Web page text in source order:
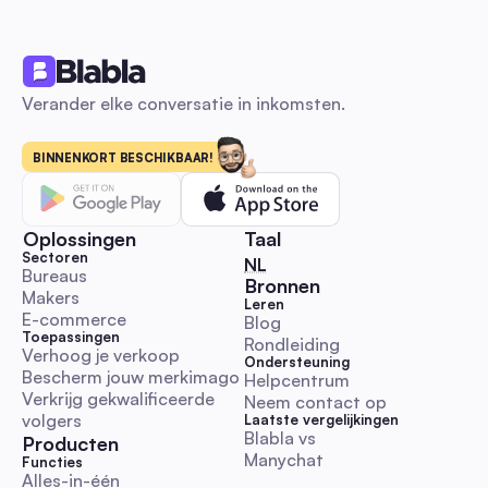
Influencer marketing: De 2026
te Lanceren, Schalen & ROI te Meten voor
MKB's
Een automatisering-gericht, Australië-gefocust
beginnershandboek met stapsgewijze DM en reactie
uitreikingsworkflows, kant-en-klare templates, KPI & budget
benchmarks, en richtlijnen voor naleving. Start, schaal en
influencer-campagnes sneller terwijl je authenticiteit
Reactie- en DM-automatisering
Wereldvriendelijksheidsdag 2025 Speelboek:
de betrokkenheid met automatisering voor
social media managers
Een praktische en uitvoeringsklare gids met Australische
tijdzonekalender, direct te plakken DM/reactiescripts,
escalatieregels en automatiseringsworkflows. Bespaar tijd
betrouwbare vriendelijkheidscampagnes uit met KPI-
juridische/ethische checklists.
Verander elke conversatie in inkomsten.
BINNENKORT BESCHIKBAAR!
Oplossingen
Sectoren
Bureaus
Makers
E-commerce
Toepassingen
Verhoog je verkoop
Bescherm jouw merkimago
Verkrijg gekwalificeerde
volgers
Producten
Functies
Alles-in-één
Bronnen
Leren
Blog
Rondleiding
Ondersteuning
Helpcentrum
Neem contact op
Laatste vergelijkingen
Blabla vs
Manychat
Taal
NL